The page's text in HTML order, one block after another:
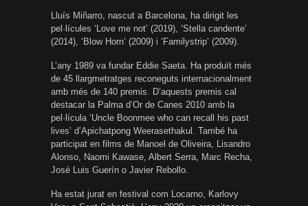
Lluís Miñarro, nascut a Barcelona, ha dirigit les
pel·lícules ‘Love me not’ (2019), ‘Stella candente’
(2014), ‘Blow Horn’ (2009) i ‘Familystrip’ (2009).
L’any 1989 va fundar Eddie Saeta. Ha produït més
de 45 llargmetratges reconeguts internacionalment
amb més de 140 premis. D’aquests premis cal
destacar la Palma d’Or de Canes 2010 amb la
pel·lícula ‘Uncle Boonmee who can recall his past
lives’ d’Apichatpong Weerasethakul. També ha
participat en films de Manoel de Oliveira, Lisandro
Alonso, Naomi Kawase, Albert Serra, Marc Recha,
José Luis Guerín o Javier Rebollo.
Ha estat jurat en festival com Locarno, Karlovy